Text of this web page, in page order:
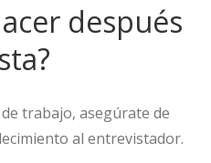
después
trabajo, asegúrate de
al entrevistador.